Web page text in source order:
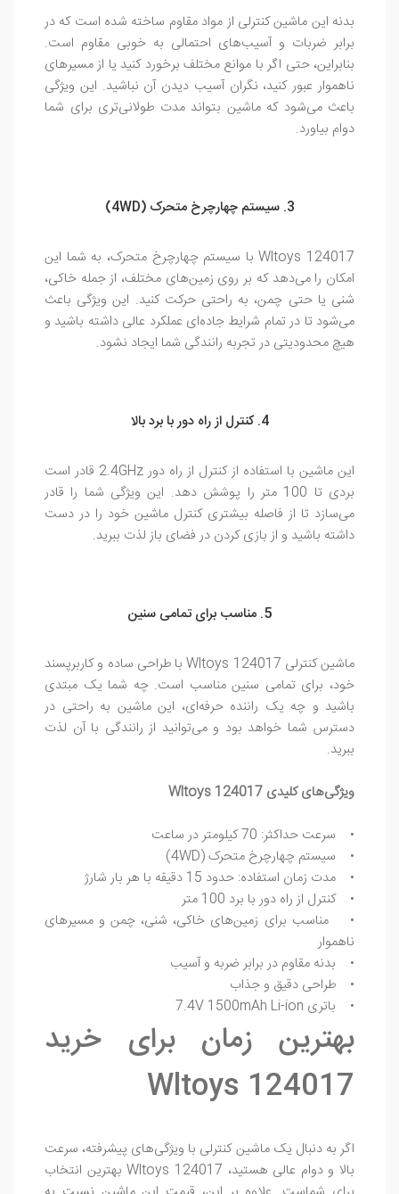
بدنه این ماشین کنترلی از مواد مقاوم ساخته شده است که در
برابر ضربات و آسیب‌های احتمالی به خوبی مقاوم است.
بنابراین، حتی اگر با موانع مختلف برخورد کنید یا از مسیرهای
ناهموار عبور کنید، نگران آسیب دیدن آن نباشید. این ویژگی
باعث می‌شود که ماشین بتواند مدت طولانی‌تری برای شما
دوام بیاورد.
3. سیستم چهارچرخ متحرک (4WD)
Wltoys 124017 با سیستم چهارچرخ متحرک، به شما این
امکان را می‌دهد که بر روی زمین‌های مختلف، از جمله خاکی،
شنی یا حتی چمن، به راحتی حرکت کنید. این ویژگی باعث
می‌شود تا در تمام شرایط جاده‌ای عملکرد عالی داشته باشید و
هیچ محدودیتی در تجربه رانندگی شما ایجاد نشود.
4. کنترل از راه دور با برد بالا
این ماشین با استفاده از کنترل از راه دور 2.4GHz قادر است
بردی تا 100 متر را پوشش دهد. این ویژگی شما را قادر
می‌سازد تا از فاصله بیشتری کنترل ماشین خود را در دست
داشته باشید و از بازی کردن در فضای باز لذت ببرید.
5. مناسب برای تمامی سنین
ماشین کنترلی Wltoys 124017 با طراحی ساده و کاربرپسند
خود، برای تمامی سنین مناسب است. چه شما یک مبتدی
باشید و چه یک راننده حرفه‌ای، این ماشین به راحتی در
دسترس شما خواهد بود و می‌توانید از رانندگی با آن لذت
ببرید.
ویژگی‌های کلیدی Wltoys 124017
• سرعت حداکثر: 70 کیلومتر در ساعت
• سیستم چهارچرخ متحرک (4WD)
• مدت زمان استفاده: حدود 15 دقیقه با هر بار شارژ
• کنترل از راه دور با برد 100 متر
• مناسب برای زمین‌های خاکی، شنی، چمن و مسیرهای
ناهموار
• بدنه مقاوم در برابر ضربه و آسیب
• طراحی دقیق و جذاب
• باتری 7.4V 1500mAh Li-ion
بهترین زمان برای خرید
Wltoys 124017
اگر به دنبال یک ماشین کنترلی با ویژگی‌های پیشرفته، سرعت
بالا و دوام عالی هستید، Wltoys 124017 بهترین انتخاب